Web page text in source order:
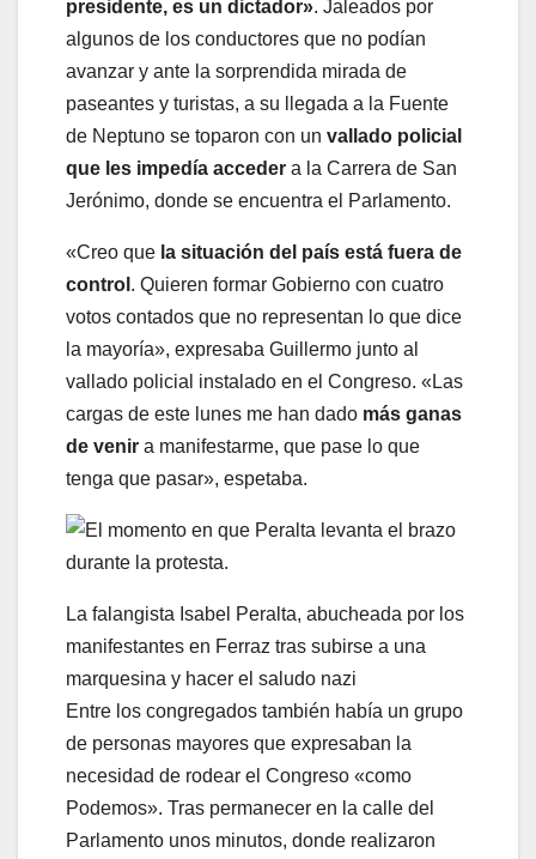
presidente, es un dictador». Jaleados por
algunos de los conductores que no podían
avanzar y ante la sorprendida mirada de
paseantes y turistas, a su llegada a la Fuente
de Neptuno se toparon con un vallado policial
que les impedía acceder a la Carrera de San
Jerónimo, donde se encuentra el Parlamento.
«Creo que la situación del país está fuera de
control . Quieren formar Gobierno con cuatro
votos contados que no representan lo que dice
la mayoría», expresaba Guillermo junto al
vallado policial instalado en el Congreso. «Las
cargas de este lunes me han dado más ganas
de venir a manifestarme, que pase lo que
tenga que pasar», espetaba.
La falangista Isabel Peralta, abucheada por los
manifestantes en Ferraz tras subirse a una
marquesina y hacer el saludo nazi
Entre los congregados también había un grupo
de personas mayores que expresaban la
necesidad de rodear el Congreso «como
Podemos». Tras permanecer en la calle del
Parlamento unos minutos, donde realizaron